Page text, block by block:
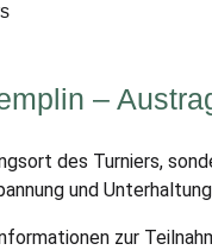
–
des Turniers,
und
zur